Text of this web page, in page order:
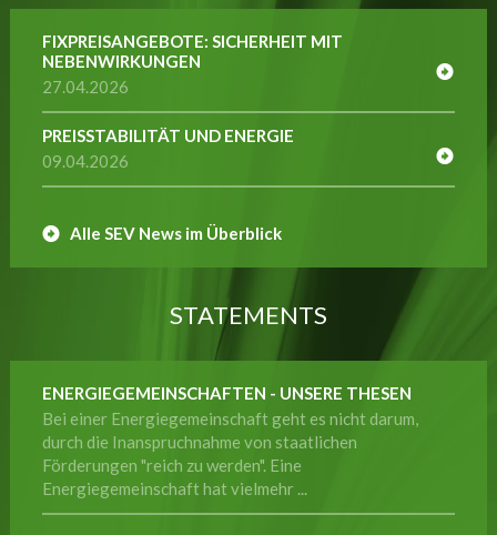
FIXPREISANGEBOTE: SICHERHEIT MIT
NEBENWIRKUNGEN
27.04.2026
PREISSTABILITÄT UND ENERGIE
09.04.2026
Alle SEV News im Überblick
STATEMENTS
ENERGIEGEMEINSCHAFTEN - UNSERE THESEN
Bei einer Energiegemeinschaft geht es nicht darum,
durch die Inanspruchnahme von staatlichen
Förderungen "reich zu werden". Eine
Energiegemeinschaft hat vielmehr ...